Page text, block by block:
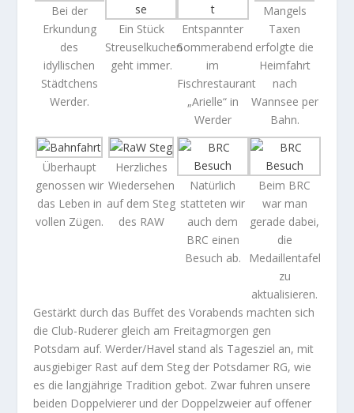
Bei der
Erkundung
des
idyllischen
Städtchens
Werder.
Ein Stück
Streuselkuchen
geht immer.
Entspannter
Sommerabend
im
Fischrestaurant
„Arielle“ in
Werder
Mangels
Taxen
erfolgte die
Heimfahrt
nach
Wannsee per
Bahn.
Überhaupt
genossen wir
das Leben in
vollen Zügen.
Herzliches
Wiedersehen
auf dem Steg
des RAW
Natürlich
statteten wir
auch dem
BRC einen
Besuch ab.
Beim BRC
war man
gerade dabei,
die
Medaillentafel
zu
aktualisieren.
Gestärkt durch das Buffet des Vorabends machten sich
die Club-Ruderer gleich am Freitagmorgen gen
Potsdam auf. Werder/Havel stand als Tagesziel an, mit
ausgiebiger Rast auf dem Steg der Potsdamer RG, wie
es die langjährige Tradition gebot. Zwar fuhren unsere
beiden Doppelvierer und der Doppelzweier auf offener